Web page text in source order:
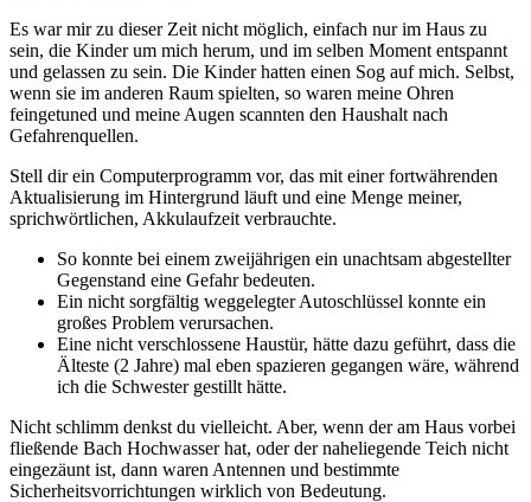
Es war mir zu dieser Zeit nicht möglich, einfach nur im Haus zu
sein, die Kinder um mich herum, und im selben Moment entspannt
und gelassen zu sein. Die Kinder hatten einen Sog auf mich. Selbst,
wenn sie im anderen Raum spielten, so waren meine Ohren
feingetuned und meine Augen scannten den Haushalt nach
Gefahrenquellen.
Stell dir ein Computerprogramm vor, das mit einer fortwährenden
Aktualisierung im Hintergrund läuft und eine Menge meiner,
sprichwörtlichen, Akkulaufzeit verbrauchte.
So konnte bei einem zweijährigen ein unachtsam abgestellter
Gegenstand eine Gefahr bedeuten.
Ein nicht sorgfältig weggelegter Autoschlüssel konnte ein
großes Problem verursachen.
Eine nicht verschlossene Haustür, hätte dazu geführt, dass die
Älteste (2 Jahre) mal eben spazieren gegangen wäre, während
ich die Schwester gestillt hätte.
Nicht schlimm denkst du vielleicht. Aber, wenn der am Haus vorbei
fließende Bach Hochwasser hat, oder der naheliegende Teich nicht
eingezäunt ist, dann waren Antennen und bestimmte
Sicherheitsvorrichtungen wirklich von Bedeutung.